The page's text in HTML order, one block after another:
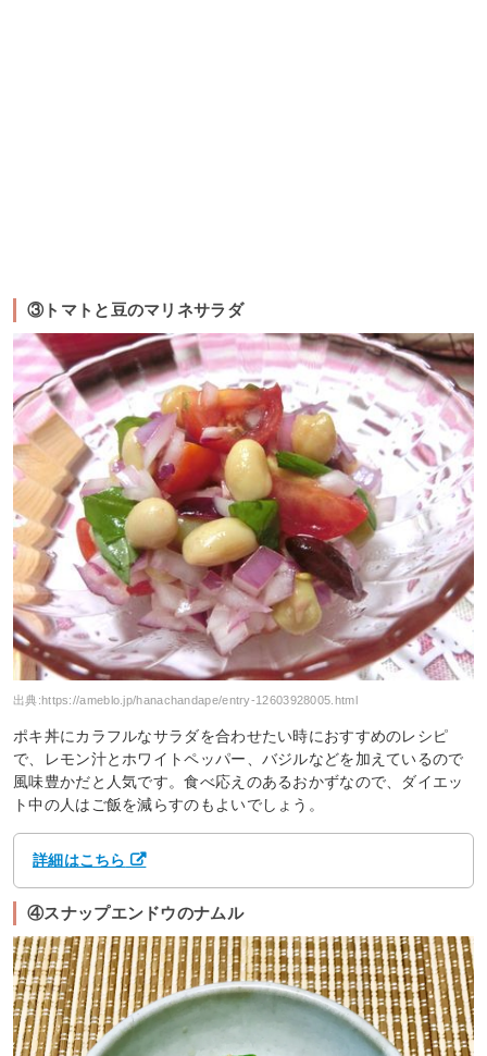
③トマトと豆のマリネサラダ
出典:https://ameblo.jp/hanachandape/entry-12603928005.html
ポキ丼にカラフルなサラダを合わせたい時におすすめのレシピ
で、レモン汁とホワイトペッパー、バジルなどを加えているので
風味豊かだと人気です。食べ応えのあるおかずなので、ダイエッ
ト中の人はご飯を減らすのもよいでしょう。
詳細はこちら
④スナップエンドウのナムル